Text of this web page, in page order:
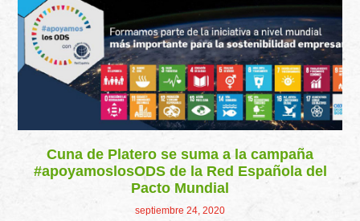
Cuna de Platero se suma a la campaña
#apoyamoslosODS de la Red Española del
Pacto Mundial
septiembre 24, 2020